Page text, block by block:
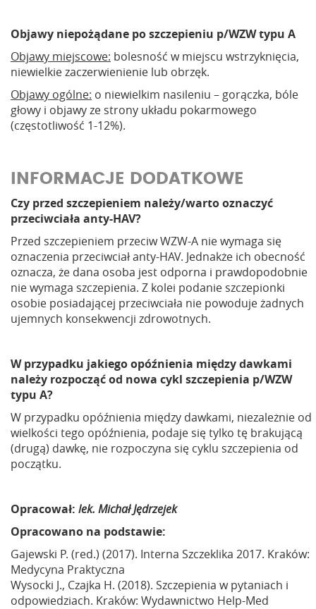
Objawy niepożądane po szczepieniu p/WZW typu A
Objawy miejscowe: bolesność w miejscu wstrzyknięcia,
niewielkie zaczerwienienie lub obrzęk.
Objawy ogólne: o niewielkim nasileniu – gorączka, bóle
głowy i objawy ze strony układu pokarmowego
(częstotliwość 1-12%).
INFORMACJE DODATKOWE
Czy przed szczepieniem należy/warto oznaczyć
przeciwciała anty-HAV?
Przed szczepieniem przeciw WZW-A nie wymaga się
oznaczenia przeciwciał anty-HAV. Jednakże ich obecność
oznacza, że dana osoba jest odporna i prawdopodobnie
nie wymaga szczepienia. Z kolei podanie szczepionki
osobie posiadającej przeciwciała nie powoduje żadnych
ujemnych konsekwencji zdrowotnych.
W przypadku jakiego opóźnienia między dawkami
należy rozpocząć od nowa cykl szczepienia p/WZW
typu A?
W przypadku opóźnienia między dawkami, niezależnie od
wielkości tego opóźnienia, podaje się tylko tę brakującą
(drugą) dawkę, nie rozpoczyna się cyklu szczepienia od
początku.
Opracował: lek. Michał Jędrzejek
Opracowano na podstawie:
Gajewski P. (red.) (2017). Interna Szczeklika 2017. Kraków:
Medycyna Praktyczna
Wysocki J., Czajka H. (2018). Szczepienia w pytaniach i
odpowiedziach. Kraków: Wydawnictwo Help-Med